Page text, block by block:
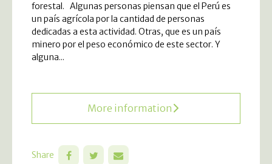
forestal. Algunas personas piensan que el Perú es
un país agrícola por la cantidad de personas
dedicadas a esta actividad. Otras, que es un país
minero por el peso económico de este sector. Y
alguna...
More information
Share